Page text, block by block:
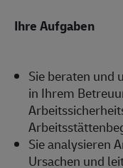
Ihre Aufgaben
Sie beraten und
in Ihrem
Sie analysieren
Ursachen und